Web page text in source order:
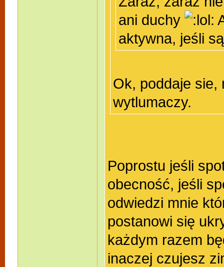
ani duchy
aktywna, jeśli
Ok, poddaje sie,
wytlumaczy.
Poprostu jeśli
obecność, jeśli
odwiedzi mnie
postanowi się
każdym razem
inaczej czujesz